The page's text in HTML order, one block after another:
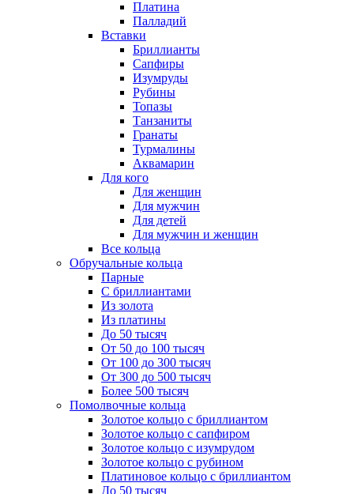
Платина
Палладий
Вставки
Бриллианты
Сапфиры
Изумруды
Рубины
Топазы
Танзаниты
Гранаты
Турмалины
Аквамарин
Для кого
Для женщин
Для мужчин
Для детей
Для мужчин и женщин
Все кольца
Обручальные кольца
Парные
С бриллиантами
Из золота
Из платины
До 50 тысяч
От 50 до 100 тысяч
От 100 до 300 тысяч
От 300 до 500 тысяч
Более 500 тысяч
Помолвочные кольца
Золотое кольцо с бриллиантом
Золотое кольцо с сапфиром
Золотое кольцо с изумрудом
Золотое кольцо с рубином
Платиновое кольцо с бриллиантом
До 50 тысяч